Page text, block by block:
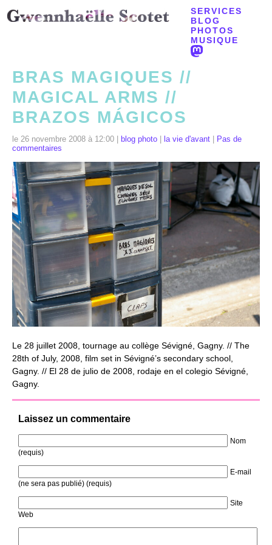
SERVICES
BLOG
PHOTOS
MUSIQUE
BRAS MAGIQUES //
MAGICAL ARMS //
BRAZOS MÁGICOS
le 26 novembre 2008 à 12:00 | blog photo la vie d'avant
Pas de
commentaires
Le 28 juillet 2008, tournage au collège Sévigné, Gagny. // The
28th of July, 2008, film set in Sévigné’s secondary school,
Gagny. // El 28 de julio de 2008, rodaje en el colegio Sévigné,
Gagny.
Laissez un commentaire
Nom
(requis)
E-mail
(ne sera pas publié) (requis)
Site
Web